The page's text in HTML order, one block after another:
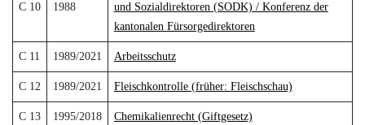
C 10 1988
und Sozialdirektoren (SODK) / Konferenz der
kantonalen Fürsorgedirektoren
C 11 1989/2021 Arbeitsschutz
C 12 1989/2021 Fleischkontrolle (früher: Fleischschau)
C 13 1995/2018 Chemikalienrecht (Giftgesetz)